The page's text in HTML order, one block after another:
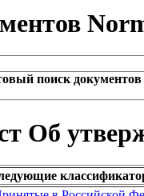
поиск документов
Об